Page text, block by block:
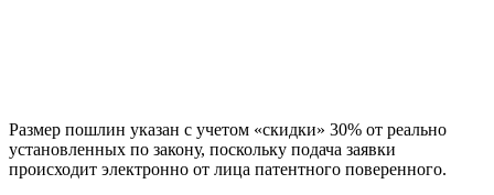
Размер пошлин указан с учетом «скидки» 30% от реально
установленных по закону, поскольку подача заявки
происходит электронно от лица патентного поверенного.